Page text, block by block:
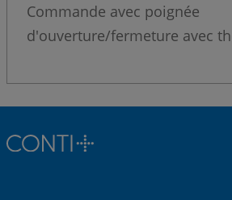
Commande avec poignée
d'ouverture/fermeture avec